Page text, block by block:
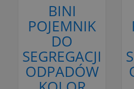
BINI
POJEMNIK
DO
SEGREGACJI
ODPADÓW